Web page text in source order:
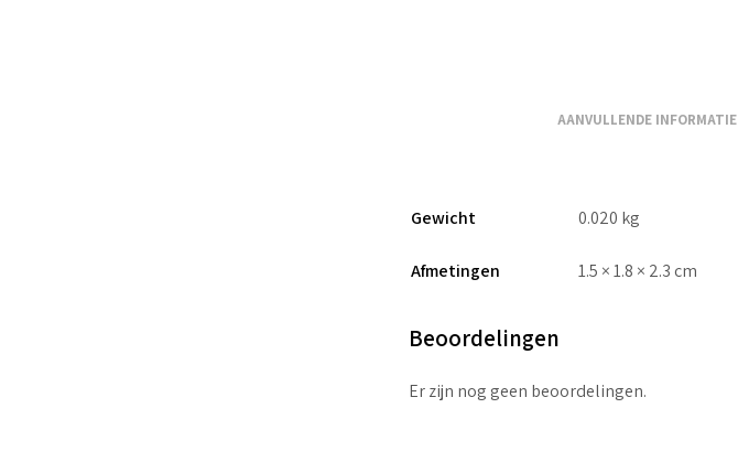
AANVULLENDE INFORMATIE
Gewicht 0.020 kg
Afmetingen 1.5 × 1.8 × 2.3 cm
Beoordelingen
Er zijn nog geen beoordelingen.